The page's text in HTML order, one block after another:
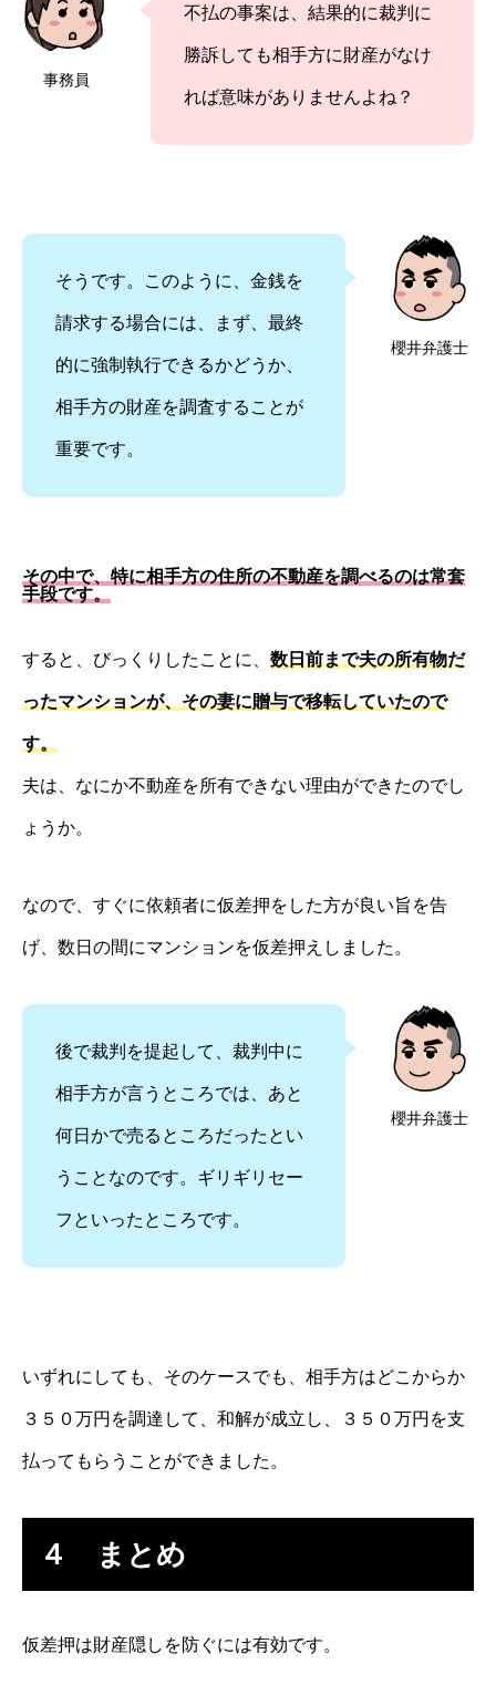
事務員
不払の事案は、結果的に裁判に
勝訴しても相手方に財産がなけ
れば意味がありませんよね？
櫻井弁護士
そうです。このように、金銭を
請求する場合には、まず、最終
的に強制執行できるかどうか、
相手方の財産を調査することが
重要です。
その中で、特に相手方の住所の不動産を調べるのは常套
手段です。
すると、びっくりしたことに、 数日前まで夫の所有物だ
ったマンションが、その妻に贈与で移転していたので
す。
夫は、なにか不動産を所有できない理由ができたのでし
ょうか。
なので、すぐに依頼者に仮差押をした方が良い旨を告
げ、数日の間にマンションを仮差押えしました。
櫻井弁護士
後で裁判を提起して、裁判中に
相手方が言うところでは、あと
何日かで売るところだったとい
うことなのです。ギリギリセー
フといったところです。
いずれにしても、そのケースでも、相手方はどこからか
３５０万円を調達して、和解が成立し、３５０万円を支
払ってもらうことができました。
４ まとめ
仮差押は財産隠しを防ぐには有効です。